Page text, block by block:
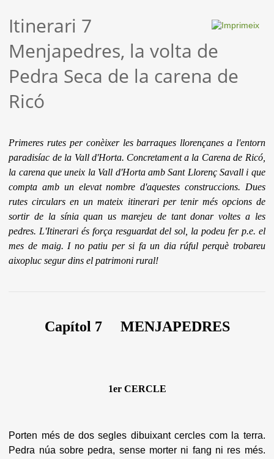
Itinerari 7
Menjapedres, la volta de
Pedra Seca de la carena de
Ricó
Primeres rutes per conèixer les barraques llorençanes a l'entorn
paradisíac de la Vall d'Horta. Concretament a la Carena de Ricó,
la carena que uneix la Vall d'Horta amb Sant Llorenç Savall i que
compta amb un elevat nombre d'aquestes construccions. Dues
rutes circulars en un mateix itinerari per tenir més opcions de
sortir de la sínia quan us marejeu de tant donar voltes a les
pedres. L'Itinerari és força resguardat del sol, la podeu fer p.e. el
mes de maig. I no patiu per si fa un dia rúful perquè trobareu
aixopluc segur dins el patrimoni rural!
Capítol 7 MENJAPEDRES
1er CERCLE
Porten més de dos segles dibuixant cercles com la terra.
Pedra núa sobre pedra, sense morter ni fang ni res més.